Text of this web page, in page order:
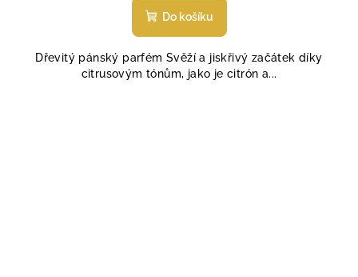
Do košíku
Dřevitý pánský parfém Svěží a jiskřivý začátek díky
citrusovým tónům, jako je citrón a...